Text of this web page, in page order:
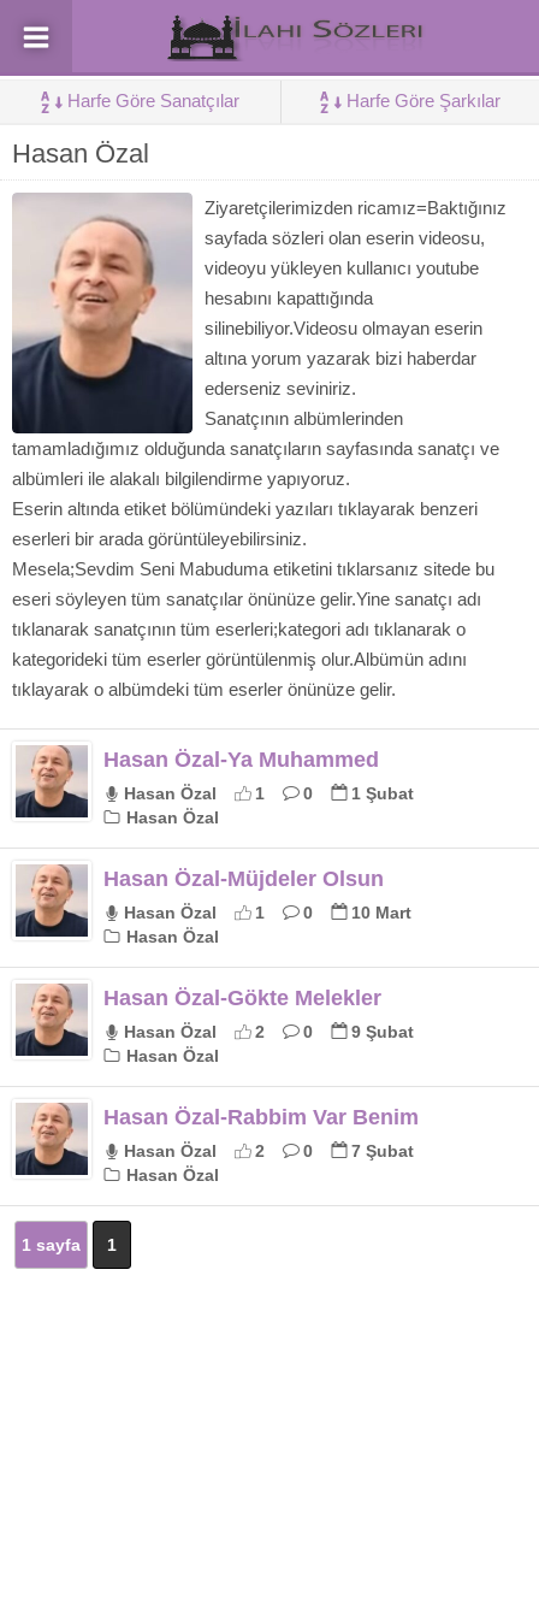
Harfe Göre Sanatçılar Harfe Göre Şarkılar
Hasan Özal
Ziyaretçilerimizden ricamız=Baktığınız
sayfada sözleri olan eserin videosu,
videoyu yükleyen kullanıcı youtube
hesabını kapattığında
silinebiliyor.Videosu olmayan eserin
altına yorum yazarak bizi haberdar
ederseniz seviniriz.
Sanatçının albümlerinden
tamamladığımız olduğunda sanatçıların sayfasında sanatçı ve
albümleri ile alakalı bilgilendirme yapıyoruz.
Eserin altında etiket bölümündeki yazıları tıklayarak benzeri
eserleri bir arada görüntüleyebilirsiniz.
Mesela;Sevdim Seni Mabuduma etiketini tıklarsanız sitede bu
eseri söyleyen tüm sanatçılar önünüze gelir.Yine sanatçı adı
tıklanarak sanatçının tüm eserleri;kategori adı tıklanarak o
kategorideki tüm eserler görüntülenmiş olur.Albümün adını
tıklayarak o albümdeki tüm eserler önünüze gelir.
Hasan Özal-Ya Muhammed
Hasan Özal 1 0
1 Şubat
Hasan Özal
Hasan Özal-Müjdeler Olsun
Hasan Özal 1 0
10 Mart
Hasan Özal
Hasan Özal-Gökte Melekler
Hasan Özal 2 0
9 Şubat
Hasan Özal
Hasan Özal-Rabbim Var Benim
Hasan Özal 2 0
7 Şubat
Hasan Özal
1 sayfa 1